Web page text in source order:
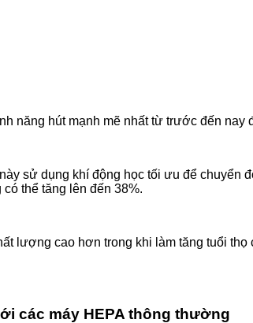
năng hút mạnh mẽ nhất từ trước đến
sử dụng khí động học tối ưu để chuyển
thể tăng lên đến 38%.
lượng cao hơn trong khi làm tăng tuổi
các máy HEPA thông thường